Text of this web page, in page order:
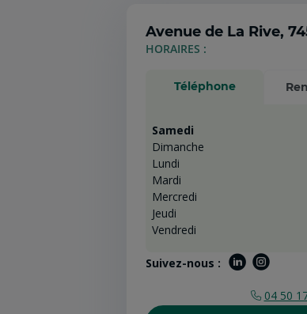
Avenue de La Rive,
HORAIRES :
Téléphone
Samedi
Dimanche
Lundi
Mardi
Mercredi
Jeudi
Vendredi
Suivez-nous :
04 50